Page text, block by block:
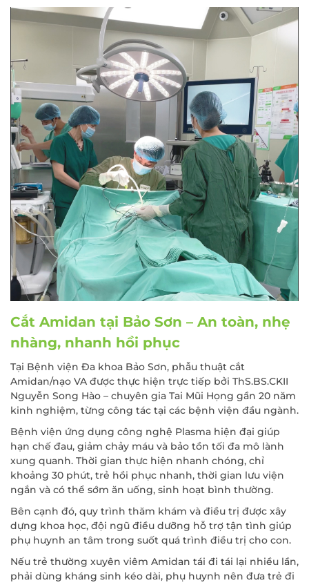
Cắt Amidan tại Bảo Sơn – An toàn, nhẹ
nhàng, nhanh hồi phục
Tại Bệnh viện Đa khoa Bảo Sơn, phẫu thuật cắt
Amidan/nạo VA được thực hiện trực tiếp bởi ThS.BS.CKII
Nguyễn Song Hào – chuyên gia Tai Mũi Họng gần 20 năm
kinh nghiệm, từng công tác tại các bệnh viện đầu ngành.
Bệnh viện ứng dụng công nghệ Plasma hiện đại giúp
hạn chế đau, giảm chảy máu và bảo tồn tối đa mô lành
xung quanh. Thời gian thực hiện nhanh chóng, chỉ
khoảng 30 phút, trẻ hồi phục nhanh, thời gian lưu viện
ngắn và có thể sớm ăn uống, sinh hoạt bình thường.
Bên cạnh đó, quy trình thăm khám và điều trị được xây
dựng khoa học, đội ngũ điều dưỡng hỗ trợ tận tình giúp
phụ huynh an tâm trong suốt quá trình điều trị cho con.
Nếu trẻ thường xuyên viêm Amidan tái đi tái lại nhiều lần,
phải dùng kháng sinh kéo dài, phụ huynh nên đưa trẻ đi